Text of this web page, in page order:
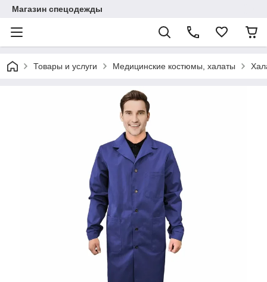
Магазин спецодежды
Товары и услуги Медицинские костюмы, халаты